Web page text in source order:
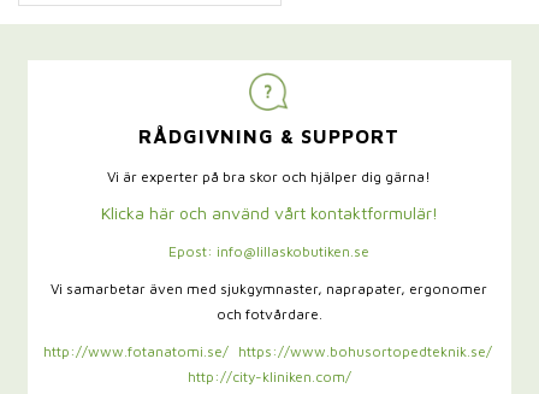
RÅDGIVNING & SUPPORT
Vi är experter på bra skor och hjälper dig gärna!
Klicka här och använd vårt kontaktformulär!
Epost: info@lillaskobutiken.se
Vi samarbetar även med sjukgymnaster, naprapater, ergonomer
och fotvårdare.
http://www.fotanatomi.se/
https://www.bohusortopedteknik.se/
http://city-kliniken.com/